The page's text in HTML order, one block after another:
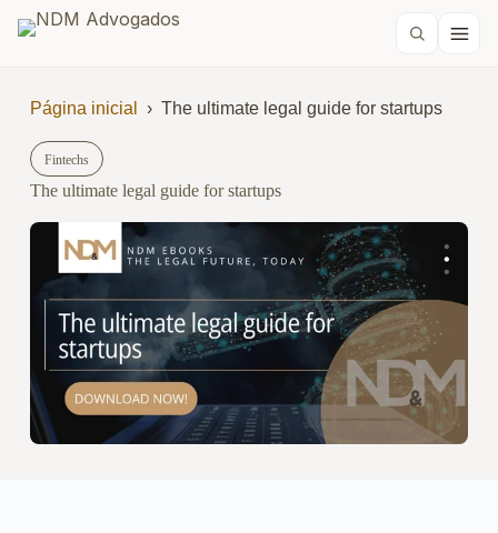
Página inicial › The ultimate legal guide for startups
Fintechs
The ultimate legal guide for startups